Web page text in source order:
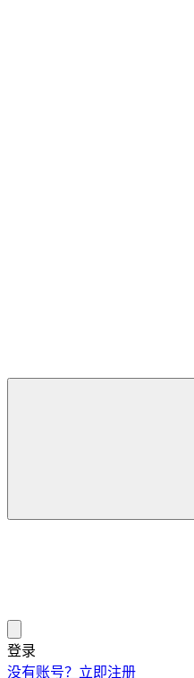
登录
没有账号？立即注册